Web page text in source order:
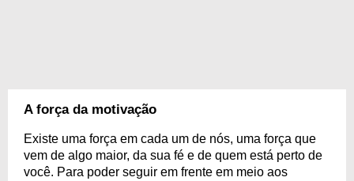
A força da motivação
Existe uma força em cada um de nós, uma força que
vem de algo maior, da sua fé e de quem está perto de
você. Para poder seguir em frente em meio aos